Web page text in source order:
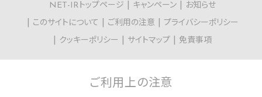
NET-IRトップページ キャンペーン
お知らせ
このサイトについて
ご利用の注意
プライバシーポリシー
クッキーポリシー
サイトマップ 免責事項
ご利用上の注意